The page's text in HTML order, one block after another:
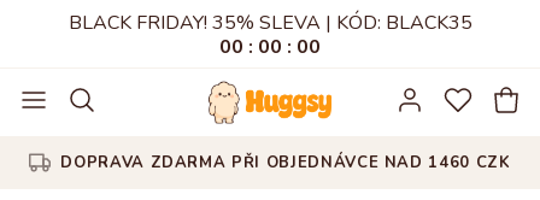
BLACK FRIDAY! 35% SLEVA | KÓD: BLACK35
00 : 00 : 00
DOPRAVA ZDARMA PŘI OBJEDNÁVCE NAD 1460 CZK